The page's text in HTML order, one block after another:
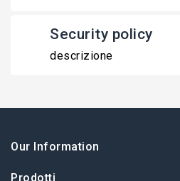
Security policy
descrizione
Our Information
Prodotti